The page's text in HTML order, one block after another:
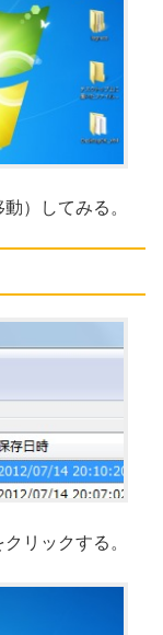
）してみる。
リックする。